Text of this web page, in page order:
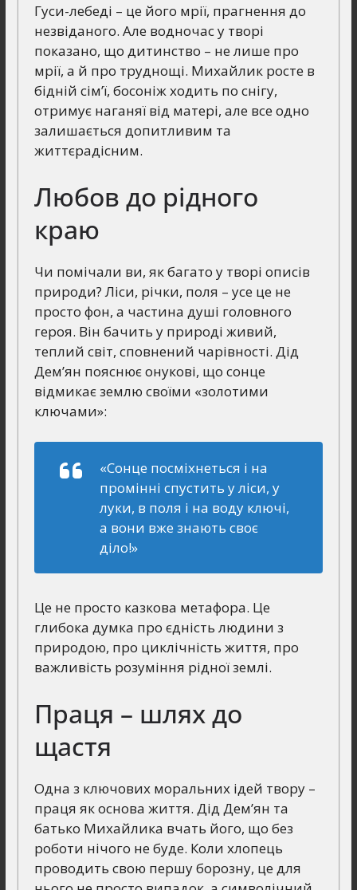
Гуси-лебеді – це його мрії, прагнення до
незвіданого. Але водночас у творі
показано, що дитинство – не лише про
мрії, а й про труднощі. Михайлик росте в
бідній сім’ї, босоніж ходить по снігу,
отримує наганяї від матері, але все одно
залишається допитливим та
життєрадісним.
Любов до рідного
краю
Чи помічали ви, як багато у творі описів
природи? Ліси, річки, поля – усе це не
просто фон, а частина душі головного
героя. Він бачить у природі живий,
теплий світ, сповнений чарівності. Дід
Дем’ян пояснює онукові, що сонце
відмикає землю своїми «золотими
ключами»:
«Сонце посміхнеться і на
промінні спустить у ліси, у
луки, в поля і на воду ключі,
а вони вже знають своє
діло!»
Це не просто казкова метафора. Це
глибока думка про єдність людини з
природою, про циклічність життя, про
важливість розуміння рідної землі.
Праця – шлях до
щастя
Одна з ключових моральних ідей твору –
праця як основа життя. Дід Дем’ян та
батько Михайлика вчать його, що без
роботи нічого не буде. Коли хлопець
проводить свою першу борозну, це для